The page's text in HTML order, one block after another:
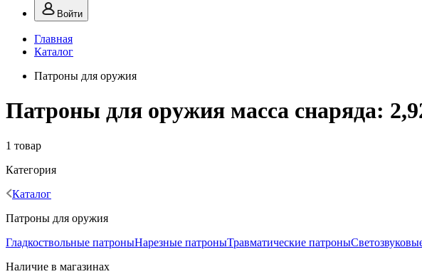
Войти
Главная
Каталог
Патроны для оружия
Патроны для оружия масса снаряда:
1 товар
Категория
Каталог
Патроны для оружия
Гладкоствольные патроныНарезные патроныТравматические патроны
Наличие в магазинах